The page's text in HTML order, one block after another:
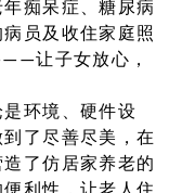
痴呆症、糖尿病
员及收住家庭照
让子女放心，
环境、硬件设
了尽善尽美，在
了仿居家养老的